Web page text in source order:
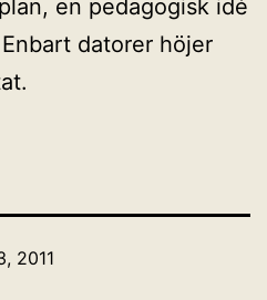
en pedagogisk idé
datorer höjer
2011